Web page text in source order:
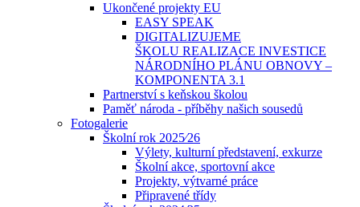
Ukončené projekty EU
EASY SPEAK
DIGITALIZUJEME
ŠKOLU REALIZACE INVESTICE
NÁRODNÍHO PLÁNU OBNOVY –
KOMPONENTA 3.1
Partnerství s keňskou školou
Paměť národa - příběhy našich sousedů
Fotogalerie
Školní rok 2025⁄26
Výlety, kulturní představení, exkurze
Školní akce, sportovní akce
Projekty, výtvarné práce
Připravené třídy